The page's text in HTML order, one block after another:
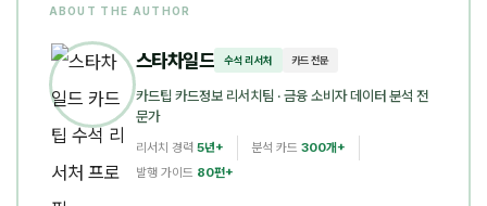
ABOUT THE AUTHOR
스타차일드 수석 리서처 카드 전문
카드팁 카드정보 리서치팀 · 금융 소비자 데이터 분석 전
문가
리서치 경력 5년+ 분석 카드 300개+
발행 가이드 80편+